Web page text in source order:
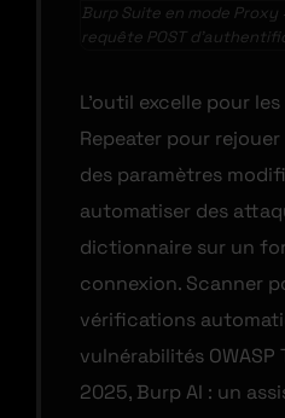
Burp Suite en mode
requête POST
L’outil excelle pour
Repeater pour
des paramètres
automatiser des
dictionnaire sur un
connexion. Scanner
vérifications
vulnérabilités OWASP
2025, Burp AI : un